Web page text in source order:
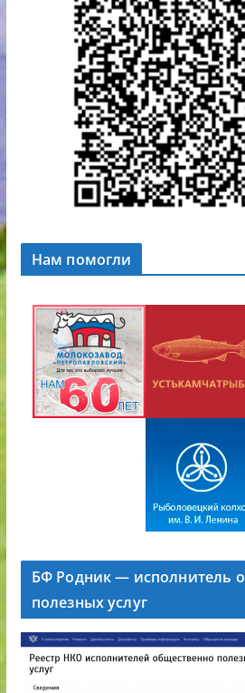
Нам помогли
БФ Родник — исполнитель
полезных услуг